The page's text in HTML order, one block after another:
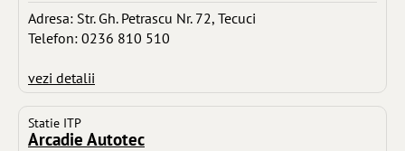
Adresa: Str. Gh. Petrascu Nr. 72, Tecuci
Telefon: 0236 810 510
vezi detalii
Statie ITP
Arcadie Autotec